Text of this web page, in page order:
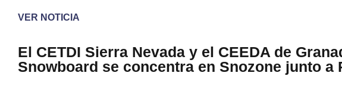
VER NOTICIA
El CETDI Sierra Nevada y el CEEDA de
Snowboard se concentra en Snozone junto a